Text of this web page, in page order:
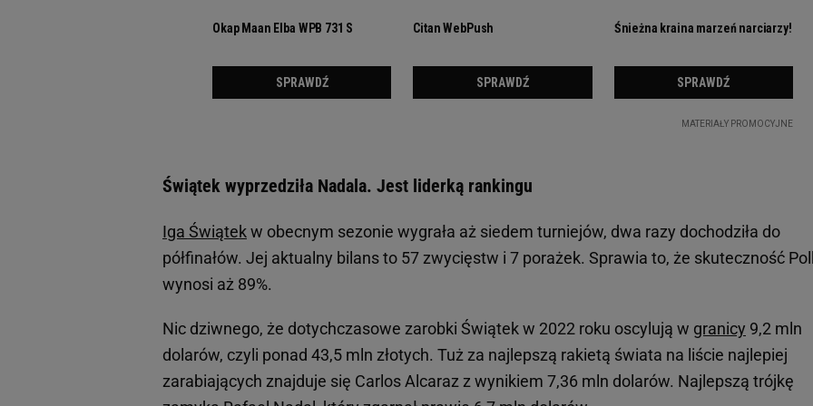
Świątek wyprzedziła Nadala. Jest liderką rankingu
Iga Świątekw obecnym sezonie wygrała aż siedem turniejów, dwa razy dochodziła do
półfinałów. Jej aktualny bilans to 57 zwycięstw i 7 porażek. Sprawia to, że skuteczność
wynosi aż 89%.
Nic dziwnego, że dotychczasowe zarobki Świątek w 2022 roku oscylują w granicy 9,2 mln
dolarów, czyli ponad 43,5 mln złotych. Tuż za najlepszą rakietą świata na liście najlepiej
zarabiających znajduje się Carlos Alcaraz z wynikiem 7,36 mln dolarów. Najlepszą trójkę